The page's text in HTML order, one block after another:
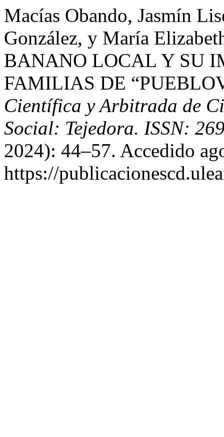
Macías Obando, Jasmín
González, y María
BANANO LOCAL Y SU
FAMILIAS DE
Científica y Arbitrada de
Social: Tejedora. ISSN:
2024): 44–57. Accedido
https://